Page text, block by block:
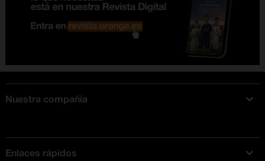
Nuestra compañía
Enlaces rápidos